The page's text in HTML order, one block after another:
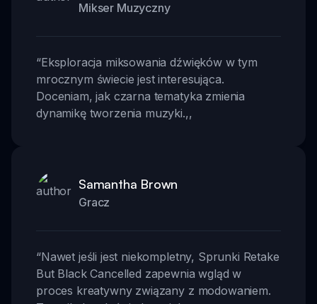
Mikser Muzyczny
“Eksploracja miksowania dźwięków w tym
mrocznym świecie jest interesująca.
Doceniam, jak czarna tematyka zmienia
dynamikę tworzenia muzyki.,,
Samantha Brown
Gracz
“Nawet jeśli jest niekompletny, Sprunki Retake
But Black Cancelled zapewnia wgląd w
proces kreatywny związany z modowaniem.